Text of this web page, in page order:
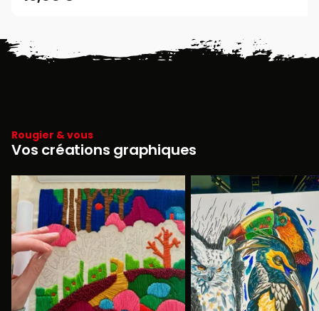
Rougier & vous
Vos créations graphiques